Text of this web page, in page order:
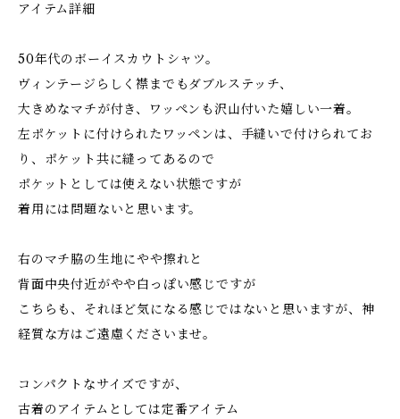
アイテム詳細
50年代のボーイスカウトシャツ。
ヴィンテージらしく襟までもダブルステッチ、
大きめなマチが付き、ワッペンも沢山付いた嬉しい一着。
左ポケットに付けられたワッペンは、手縫いで付けられてお
り、ポケット共に縫ってあるので
ポケットとしては使えない状態ですが
着用には問題ないと思います。
右のマチ脇の生地にやや擦れと
背面中央付近がやや白っぽい感じですが
こちらも、それほど気になる感じではないと思いますが、神
経質な方はご遠慮くださいませ。
コンパクトなサイズですが、
古着のアイテムとしては定番アイテム